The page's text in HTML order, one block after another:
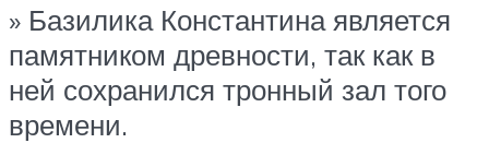
» Базилика Константина является
памятником древности, так как в
ней сохранился тронный зал того
времени.